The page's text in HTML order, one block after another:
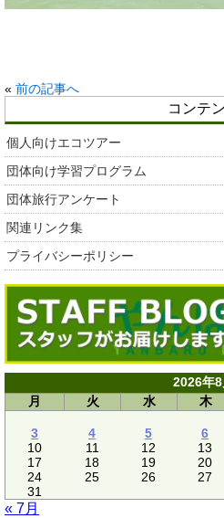
« 前の記事へ
コンテ
個人向けエコツアー
団体向け学習プログラム
団体旅行アンケート
関連リンク集
プライバシーポリシー
2026年8
月
火 水 木
3
4 5 6
10
11 12 13
17
18 19 20
24
25 26 27
31
« 7月